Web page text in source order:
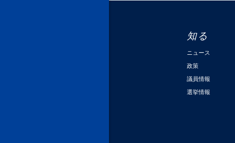
知る
ニュース
政策
議員情報
選挙情報